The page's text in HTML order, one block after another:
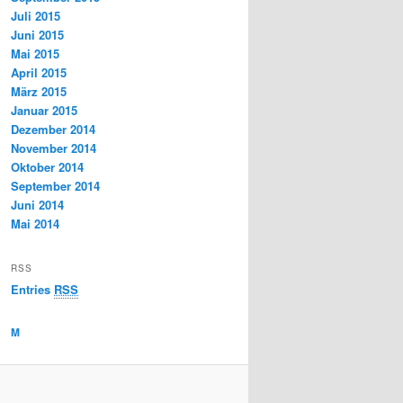
Juli 2015
Juni 2015
Mai 2015
April 2015
März 2015
Januar 2015
Dezember 2014
November 2014
Oktober 2014
September 2014
Juni 2014
Mai 2014
RSS
Entries RSS
M